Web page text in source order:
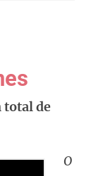
total de
O